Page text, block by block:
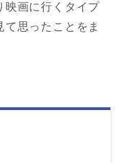
映画に行くタイプ
思ったことをま